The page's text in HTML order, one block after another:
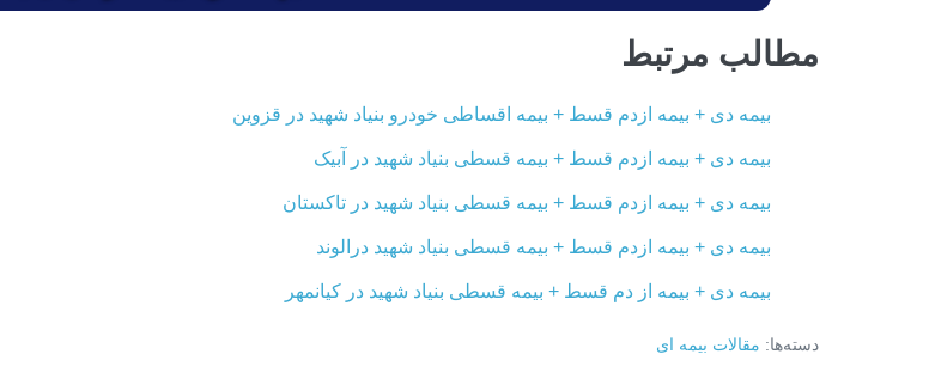
مطالب مرتبط
بیمه دی + بیمه ازدم قسط + بیمه اقساطی خودرو بنیاد شهید در قزوین
بیمه دی + بیمه ازدم قسط + بیمه قسطی بنیاد شهید در آبیک
بیمه دی + بیمه ازدم قسط + بیمه قسطی بنیاد شهید در تاکستان
بیمه دی + بیمه ازدم قسط + بیمه قسطی بنیاد شهید درالوند
بیمه دی + بیمه از دم قسط + بیمه قسطی بنیاد شهید در کیانمهر
دسته‌ها: مقالات بیمه ای